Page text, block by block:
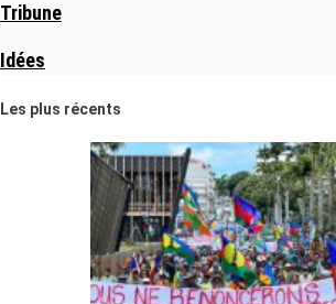
Tribune
Idées
Les plus récents